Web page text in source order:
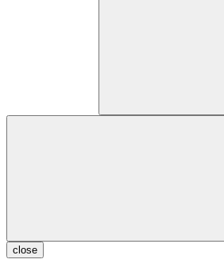
close